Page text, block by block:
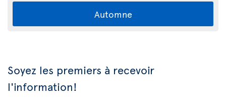
Automne
Soyez les premiers à recevoir
l'information!